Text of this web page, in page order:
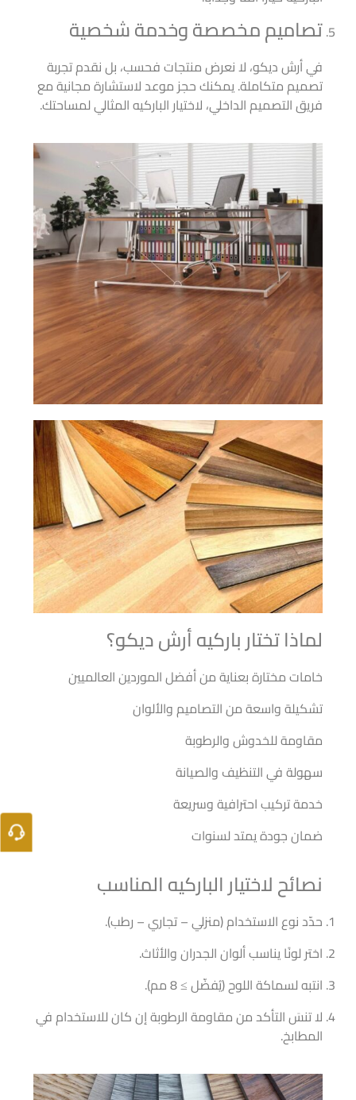
تصاميم مخصصة وخدمة شخصية
في أرش ديكو، لا نعرض منتجات فحسب، بل نقدم تجربة
تصميم متكاملة. يمكنك حجز موعد لاستشارة مجانية مع
فريق التصميم الداخلي، لاختيار الباركيه المثالي لمساحتك.
لماذا تختار باركيه أرش ديكو؟
خامات مختارة بعناية من أفضل الموردين العالميين
تشكيلة واسعة من التصاميم والألوان
مقاومة للخدوش والرطوبة
سهولة في التنظيف والصيانة
خدمة تركيب احترافية وسريعة
ضمان جودة يمتد لسنوات
نصائح لاختيار الباركيه المناسب
حدّد نوع الاستخدام (منزلي – تجاري – رطب).
اختر لونًا يناسب ألوان الجدران والأثاث.
انتبه لسماكة اللوح (يُفضّل ≥ 8 مم).
لا تنسَ التأكد من مقاومة الرطوبة إن كان للاستخدام في
المطابخ.